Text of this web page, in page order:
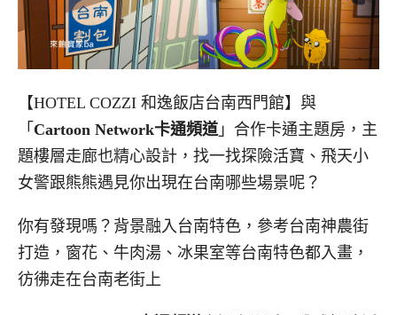
【HOTEL COZZI 和逸飯店台南西門館】與
「 Cartoon Network卡通頻道」合作卡通主題房，主
題樓層走廊也精心設計，找一找探險活寶、飛天小
女警跟熊熊遇見你出現在台南哪些場景呢？
你有發現嗎？背景融入台南特色，參考台南神農街
打造，窗花、牛肉湯、冰果室等台南特色都入畫，
彷彿走在台南老街上